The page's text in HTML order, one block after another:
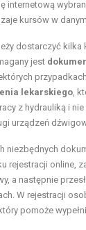
internetową
kursów w
dostarczyć
jest
lekarskiego ,
z hydrauliką i
urządzeń
niezbędnych
rejestracji online,
a następnie
W rejestracji
pomoże